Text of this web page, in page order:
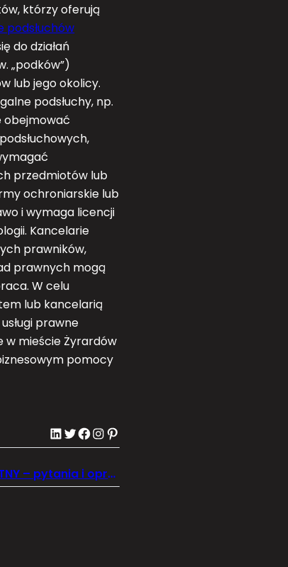
którzy oferują
podsłuchów
do działań
„podków”)
lub jego okolicy.
podsłuchy, np.
obejmować
przedmiotów lub
ochroniarskie lub
i wymaga licencji
Kancelarie
prawników,
prawnych mogą
W celu
lub kancelarią
prawne
w mieście Żyrardów
pomocy
LinkedIn Twitter Facebook Instagram Pinterest
SEGREGATOR NA EGZAMIN USTNY – pytania i opracowane odpowiedzi